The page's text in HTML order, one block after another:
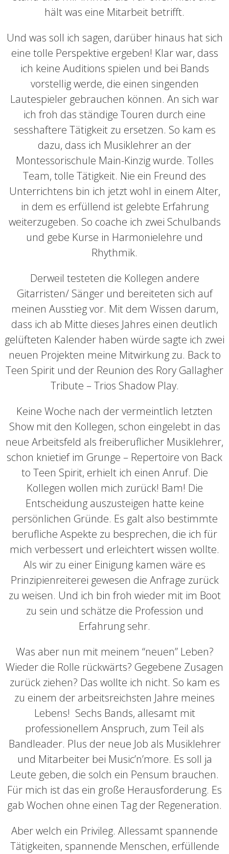
hält was eine Mitarbeit betrifft.
Und was soll ich sagen, darüber hinaus hat sich
eine tolle Perspektive ergeben! Klar war, dass
ich keine Auditions spielen und bei Bands
vorstellig werde, die einen singenden
Lautespieler gebrauchen können. An sich war
ich froh das ständige Touren durch eine
sesshaftere Tätigkeit zu ersetzen. So kam es
dazu, dass ich Musiklehrer an der
Montessorischule Main-Kinzig wurde. Tolles
Team, tolle Tätigkeit. Nie ein Freund des
Unterrichtens bin ich jetzt wohl in einem Alter,
in dem es erfüllend ist gelebte Erfahrung
weiterzugeben. So coache ich zwei Schulbands
und gebe Kurse in Harmonielehre und
Rhythmik.
Derweil testeten die Kollegen andere
Gitarristen/ Sänger und bereiteten sich auf
meinen Ausstieg vor. Mit dem Wissen darum,
dass ich ab Mitte dieses Jahres einen deutlich
gelüfteten Kalender haben würde sagte ich zwei
neuen Projekten meine Mitwirkung zu. Back to
Teen Spirit und der Reunion des Rory Gallagher
Tribute – Trios Shadow Play.
Keine Woche nach der vermeintlich letzten
Show mit den Kollegen, schon eingelebt in das
neue Arbeitsfeld als freiberuflicher Musiklehrer,
schon knietief im Grunge – Repertoire von Back
to Teen Spirit, erhielt ich einen Anruf. Die
Kollegen wollen mich zurück! Bam! Die
Entscheidung auszusteigen hatte keine
persönlichen Gründe. Es galt also bestimmte
berufliche Aspekte zu besprechen, die ich für
mich verbessert und erleichtert wissen wollte.
Als wir zu einer Einigung kamen wäre es
Prinzipienreiterei gewesen die Anfrage zurück
zu weisen. Und ich bin froh wieder mit im Boot
zu sein und schätze die Profession und
Erfahrung sehr.
Was aber nun mit meinem “neuen” Leben?
Wieder die Rolle rückwärts? Gegebene Zusagen
zurück ziehen? Das wollte ich nicht. So kam es
zu einem der arbeitsreichsten Jahre meines
Lebens! Sechs Bands, allesamt mit
professionellem Anspruch, zum Teil als
Bandleader. Plus der neue Job als Musiklehrer
und Mitarbeiter bei Music’n’more. Es soll ja
Leute geben, die solch ein Pensum brauchen.
Für mich ist das ein große Herausforderung. Es
gab Wochen ohne einen Tag der Regeneration.
Aber welch ein Privileg. Allessamt spannende
Tätigkeiten, spannende Menschen, erfüllende